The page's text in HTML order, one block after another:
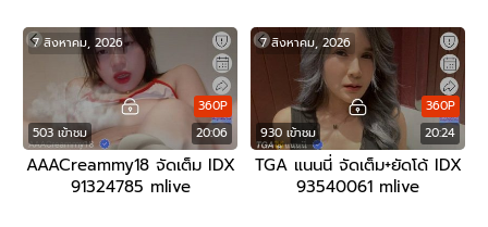
503 เข้าชม 20:06
360P
7 สิงหาคม, 2026
AAACreammy18 จัดเต็ม IDX
91324785 mlive
930 เข้าชม 20:24
360P
7 สิงหาคม, 2026
TGA แนนนี่ จัดเต็ม+ยัดโด้ IDX
93540061 mlive